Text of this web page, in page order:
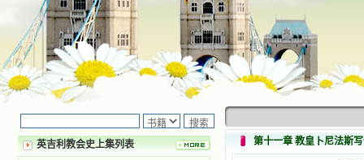
英吉利教会史上集列表 第十一章 教皇卜尼法斯